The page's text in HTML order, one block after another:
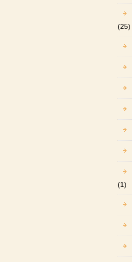
(25)
(1)